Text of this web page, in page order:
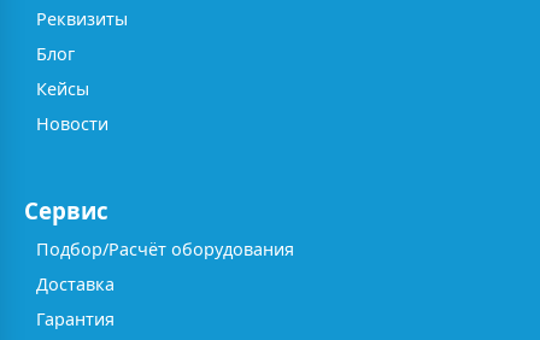
Реквизиты
Блог
Кейсы
Новости
Сервис
Подбор/Расчёт оборудования
Доставка
Гарантия